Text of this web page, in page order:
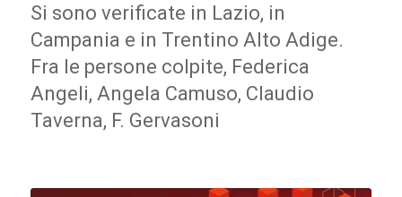
Si sono verificate in Lazio, in
Campania e in Trentino Alto Adige.
Fra le persone colpite, Federica
Angeli, Angela Camuso, Claudio
Taverna, F. Gervasoni